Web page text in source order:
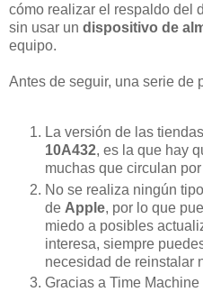
cómo realizar el respaldo del
sin usar un dispositivo de
equipo.
Antes de seguir, una serie de
La versión de las
10A432, es la que hay
muchas que circulan
No se realiza ningún
de Apple, por lo que
miedo a posibles
interesa, siempre
necesidad de reinstalar
Gracias a Time